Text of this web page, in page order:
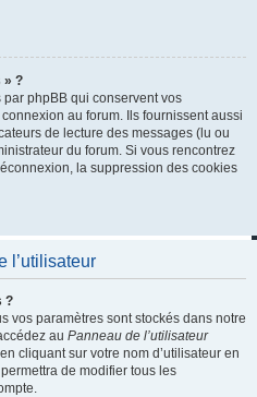
» ?
phpBB qui conservent vos
au forum. Ils fournissent aussi
de lecture des messages (lu ou
du forum. Si vous rencontrez
la suppression des cookies
l’utilisateur
?
vos paramètres sont stockés dans notre
au Panneau de l’utilisateur
cliquant sur votre nom d’utilisateur en
de modifier tous les